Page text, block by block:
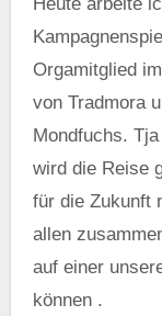
Orgamitglied
von Tradmora
Mondfuchs.
wird die Reise
für die Zukunft
allen
auf einer
können .